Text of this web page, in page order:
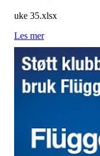
uke 35.xlsx
Les mer